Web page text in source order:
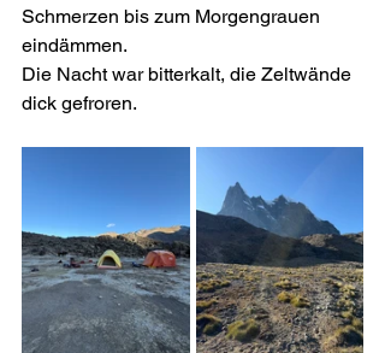
Schmerzen bis zum Morgengrauen
eindämmen.
Die Nacht war bitterkalt, die Zeltwände
dick gefroren.